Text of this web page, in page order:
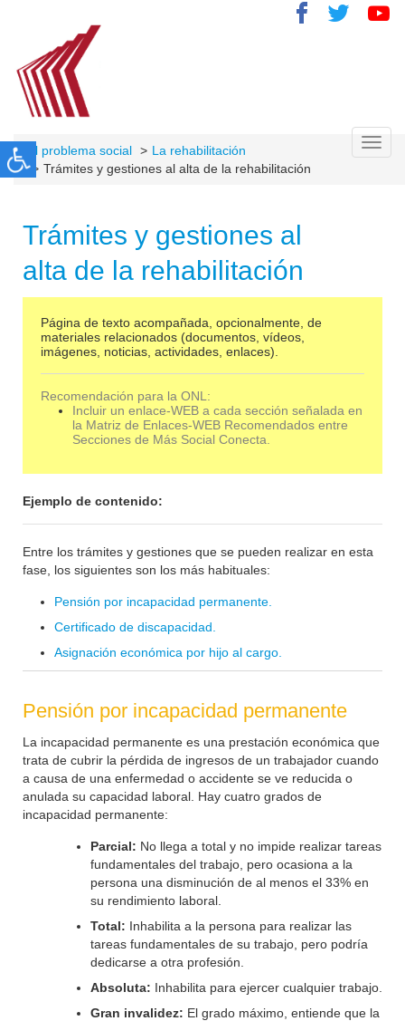
El problema social
La rehabilitación
Trámites y gestiones al alta de la rehabilitación
Trámites y gestiones al
alta de la rehabilitación
Página de texto acompañada, opcionalmente, de
materiales relacionados (documentos, vídeos,
imágenes, noticias, actividades, enlaces).
Recomendación para la ONL:
Incluir un enlace-WEB a cada sección señalada en
la Matriz de Enlaces-WEB Recomendados entre
Secciones de Más Social Conecta.
Ejemplo de contenido:
Entre los trámites y gestiones que se pueden realizar en esta
fase, los siguientes son los más habituales:
Pensión por incapacidad permanente.
Certificado de discapacidad.
Asignación económica por hijo al cargo.
Pensión por incapacidad permanente
La incapacidad permanente es una prestación económica que
trata de cubrir la pérdida de ingresos de un trabajador cuando
a causa de una enfermedad o accidente se ve reducida o
anulada su capacidad laboral. Hay cuatro grados de
incapacidad permanente:
Parcial: No llega a total y no impide realizar tareas
fundamentales del trabajo, pero ocasiona a la
persona una disminución de al menos el 33% en
su rendimiento laboral.
Total: Inhabilita a la persona para realizar las
tareas fundamentales de su trabajo, pero podría
dedicarse a otra profesión.
Absoluta: Inhabilita para ejercer cualquier trabajo.
Gran invalidez: El grado máximo, entiende que la